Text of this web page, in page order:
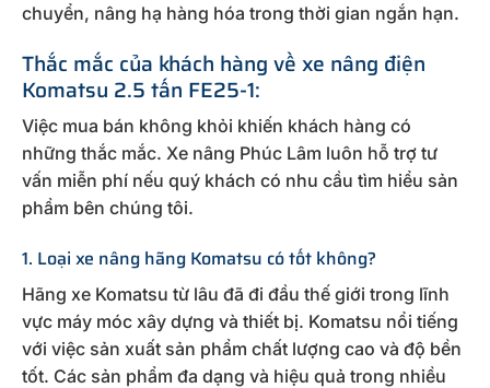
chuyển, nâng hạ hàng hóa trong thời gian ngắn hạn.
Thắc mắc của khách hàng về xe nâng điện
Komatsu 2.5 tấn FE25-1:
Việc mua bán không khỏi khiến khách hàng có
những thắc mắc. Xe nâng Phúc Lâm luôn hỗ trợ tư
vấn miễn phí nếu quý khách có nhu cầu tìm hiểu sản
phẩm bên chúng tôi.
1. Loại xe nâng hãng Komatsu có tốt không?
Hãng xe Komatsu từ lâu đã đi đầu thế giới trong lĩnh
vực máy móc xây dựng và thiết bị. Komatsu nổi tiếng
với việc sản xuất sản phẩm chất lượng cao và độ bền
tốt. Các sản phẩm đa dạng và hiệu quả trong nhiều